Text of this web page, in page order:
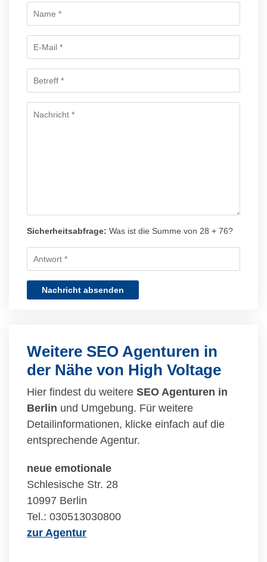
Sicherheitsabfrage: Was ist die Summe von 28 + 76?
Nachricht absenden
Weitere SEO Agenturen in
der Nähe von High Voltage
Hier findest du weitere SEO Agenturen in
Berlin und Umgebung. Für weitere
Detailinformationen, klicke einfach auf die
entsprechende Agentur.
neue emotionale
Schlesische Str. 28
10997 Berlin
Tel.: 030513030800
zur Agentur